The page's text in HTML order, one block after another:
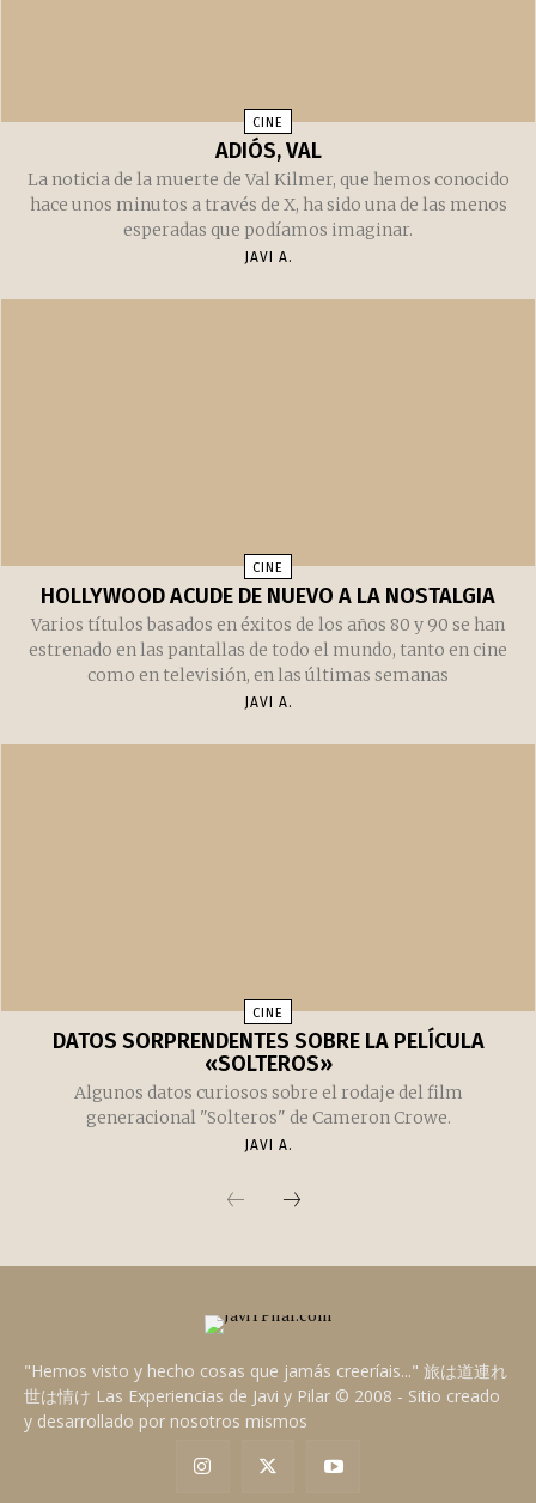
CINE
ADIÓS, VAL
La noticia de la muerte de Val Kilmer, que hemos conocido
hace unos minutos a través de X, ha sido una de las menos
esperadas que podíamos imaginar.
JAVI A.
CINE
HOLLYWOOD ACUDE DE NUEVO A LA NOSTALGIA
Varios títulos basados en éxitos de los años 80 y 90 se han
estrenado en las pantallas de todo el mundo, tanto en cine
como en televisión, en las últimas semanas
JAVI A.
CINE
DATOS SORPRENDENTES SOBRE LA PELÍCULA
«SOLTEROS»
Algunos datos curiosos sobre el rodaje del film
generacional "Solteros" de Cameron Crowe.
JAVI A.
"Hemos visto y hecho cosas que jamás creeríais..." 旅は道連れ
世は情け Las Experiencias de Javi y Pilar © 2008 - Sitio creado
y desarrollado por nosotros mismos